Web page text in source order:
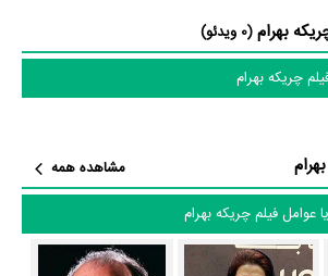
درخشانی را نمایش دهند؟
بهرام می‌توان بهافشین هاشمی،احمد امیری،
،حسن لطفی،فرهاد مهندس‌پور،علی
بهرام چقدر اطلاع دارید؟ فیلم‌نامه چریکه بهرام
شده است.
بهرام(0 ویدئو)
چریکه بهرام
مشاهده همه
عوامل فیلم چریکه بهرام